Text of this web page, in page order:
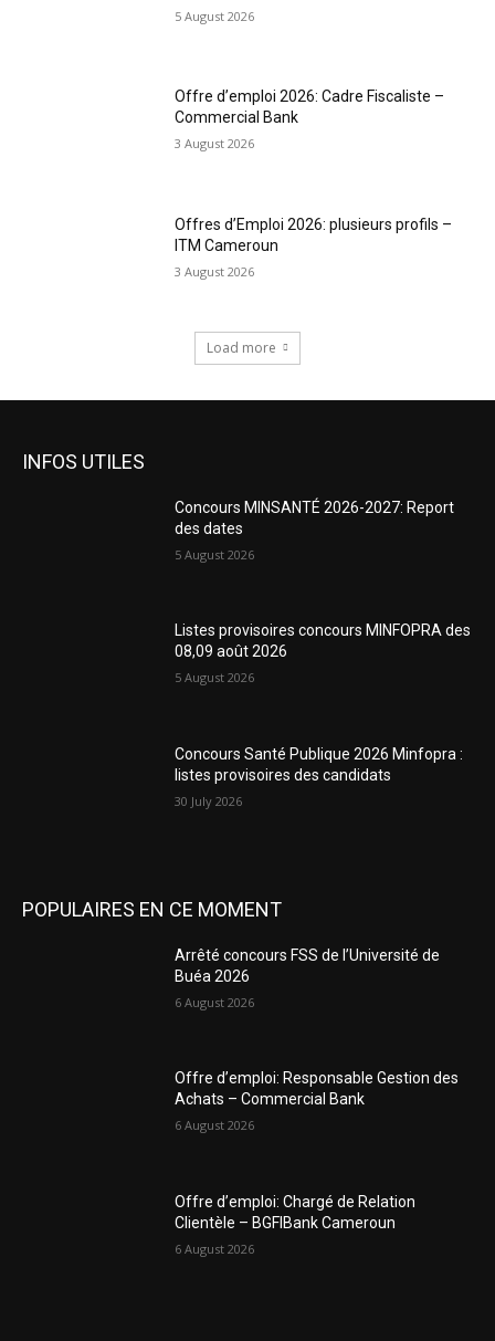
5 August 2026
Offre d’emploi 2026: Cadre Fiscaliste –
Commercial Bank
3 August 2026
Offres d’Emploi 2026: plusieurs profils –
ITM Cameroun
3 August 2026
Load more
INFOS UTILES
Concours MINSANTÉ 2026-2027: Report
des dates
5 August 2026
Listes provisoires concours MINFOPRA des
08,09 août 2026
5 August 2026
Concours Santé Publique 2026 Minfopra :
listes provisoires des candidats
30 July 2026
POPULAIRES EN CE MOMENT
Arrêté concours FSS de l’Université de
Buéa 2026
6 August 2026
Offre d’emploi: Responsable Gestion des
Achats – Commercial Bank
6 August 2026
Offre d’emploi: Chargé de Relation
Clientèle – BGFIBank Cameroun
6 August 2026